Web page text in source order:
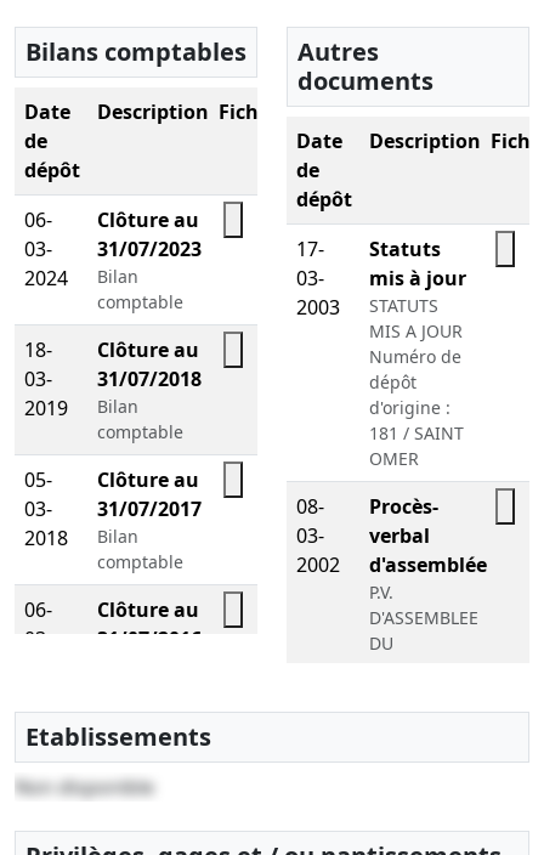
Bilans comptables
Date
de
dépôt
Description Fichier
06-
03-
2024
Clôture au
31/07/2023
Bilan
comptable
18-
03-
2019
Clôture au
31/07/2018
Bilan
comptable
05-
03-
2018
Clôture au
31/07/2017
Bilan
comptable
06-
03-
Clôture au
31/07/2016
Autres
documents
Date
de
dépôt
Description
17-
03-
2003
Statuts
mis à jour
STATUTS
MIS A JOUR
Numéro de
dépôt
d'origine :
181 / SAINT
OMER
08-
03-
2002
Procès-
verbal
d'assemblée
P.V.
D'ASSEMBLEE
DU
dépôt
207 / SAINT
Statuts
Etablissements
Non disponible